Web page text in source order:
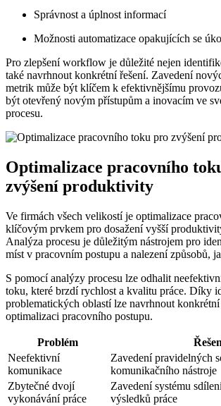
Správnost a úplnost informací
Možnosti automatizace opakujících se
Pro zlepšení workflow je důležité nejen
také navrhnout konkrétní řešení. Zavedení
metrik může být klíčem k efektivnějšímu
být otevřený novým přístupům a inovacím ve
procesu.
Optimalizace pracovního
zvýšení produktivity
Ve firmách všech velikostí je optimalizace
klíčovým prvkem pro dosažení vyšší
Analýza procesu je důležitým nástrojem pro
míst v pracovním postupu a nalezení způsobů,
S pomocí analýzy procesu lze odhalit
toku, které brzdí rychlost a kvalitu práce. Díky
problematických oblastí lze navrhnout
optimalizaci pracovního postupu.
Problém
Neefektivní
komunikace
Zavedení pravidelných
komunikačního nástroje
Zbytečné dvojí
vykonávání práce
Zavedení systému
výsledků práce